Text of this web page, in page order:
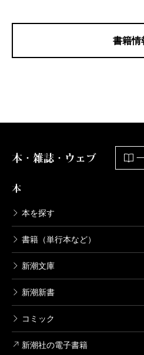
書籍情
本・雑誌・ウェブ
本
本を探す
書籍（単行本など）
新潮文庫
新潮新書
コミック
新潮社の電子書籍